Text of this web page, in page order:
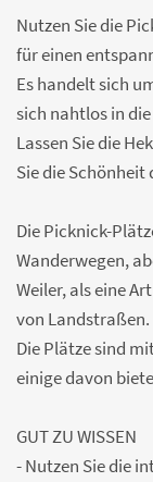
Nutzen Sie die
für einen
Es handelt sich
sich nahtlos in
Lassen Sie die
Sie die
Die Picknick-
Wanderwegen,
Weiler, als eine Art
von Landstraßen.
Die Plätze sind
einige davon
GUT ZU WISSEN
- Nutzen Sie die